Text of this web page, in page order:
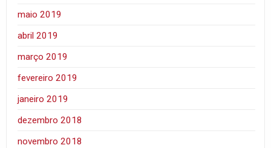
maio 2019
abril 2019
março 2019
fevereiro 2019
janeiro 2019
dezembro 2018
novembro 2018